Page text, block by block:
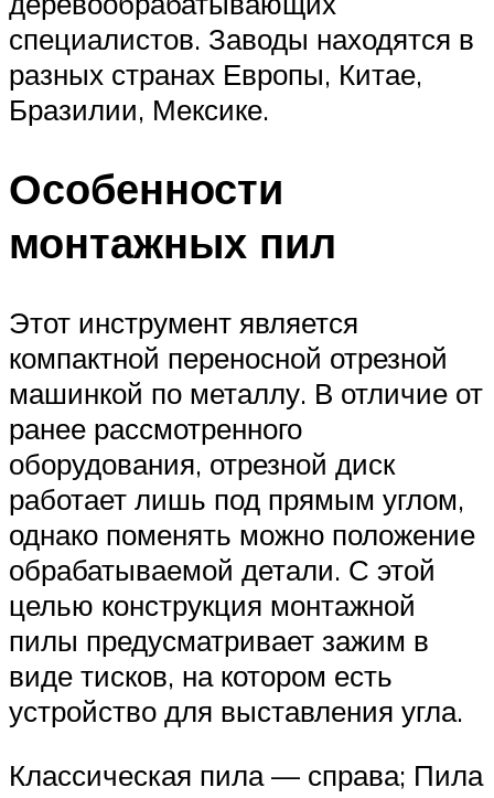
специалистов. Заводы находятся в
разных странах Европы, Китае,
Бразилии, Мексике.
Особенности
монтажных пил
Этот инструмент является
компактной переносной отрезной
машинкой по металлу. В отличие от
ранее рассмотренного
оборудования, отрезной диск
работает лишь под прямым углом,
однако поменять можно положение
обрабатываемой детали. С этой
целью конструкция монтажной
пилы предусматривает зажим в
виде тисков, на котором есть
устройство для выставления угла.
Классическая пила — справа; Пила